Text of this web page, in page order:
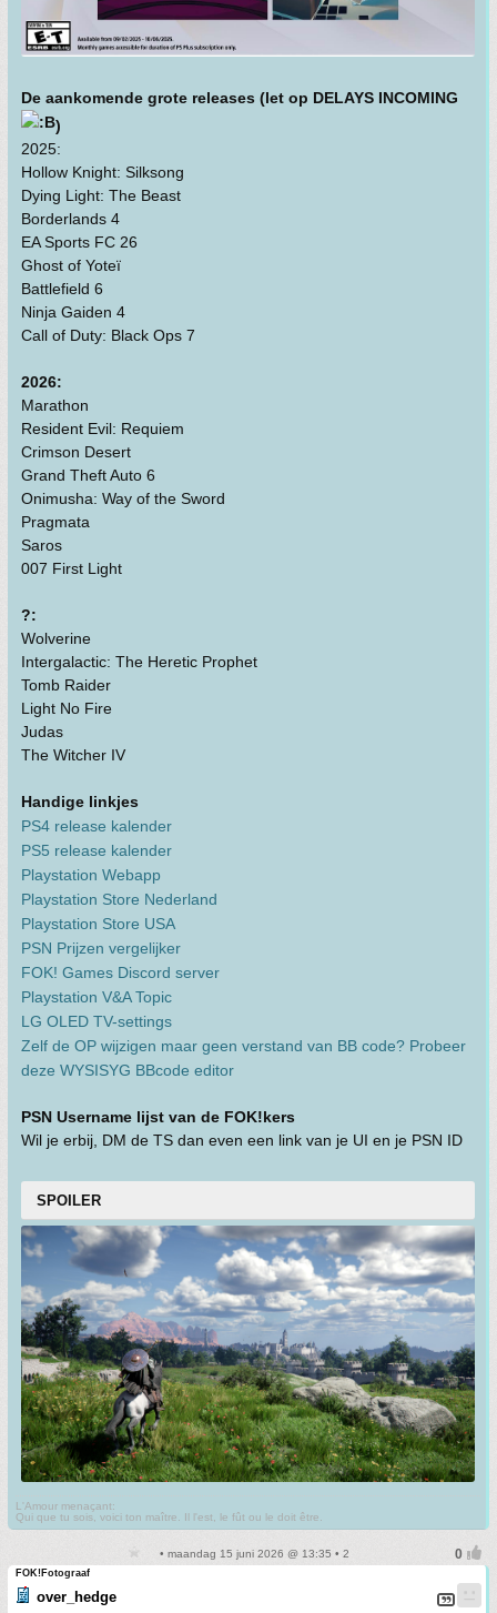
De aankomende grote releases (let op DELAYS INCOMING
)
2025:
Hollow Knight: Silksong
Dying Light: The Beast
Borderlands 4
EA Sports FC 26
Ghost of Yoteï
Battlefield 6
Ninja Gaiden 4
Call of Duty: Black Ops 7
2026:
Marathon
Resident Evil: Requiem
Crimson Desert
Grand Theft Auto 6
Onimusha: Way of the Sword
Pragmata
Saros
007 First Light
?:
Wolverine
Intergalactic: The Heretic Prophet
Tomb Raider
Light No Fire
Judas
The Witcher IV
Handige linkjes
PS4 release kalender
PS5 release kalender
Playstation Webapp
Playstation Store Nederland
Playstation Store USA
PSN Prijzen vergelijker
FOK! Games Discord server
Playstation V&A Topic
LG OLED TV-settings
Zelf de OP wijzigen maar geen verstand van BB code? Probeer
deze WYSISYG BBcode editor
PSN Username lijst van de FOK!kers
Wil je erbij, DM de TS dan even een link van je UI en je PSN ID
SPOILER
L'Amour menaçant:
Qui que tu sois, voici ton maître. Il l'est, le fût ou le doit être.
• maandag 15 juni 2026 @ 13:35 • 2
FOK!Fotograaf
over_hedge